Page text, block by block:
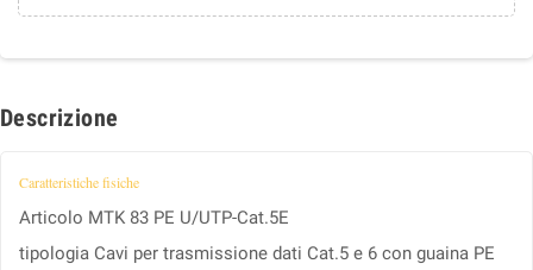
Descrizione
Caratteristiche fisiche
Articolo MTK 83 PE U/UTP-Cat.5E
tipologia Cavi per trasmissione dati Cat.5 e 6 con guaina PE